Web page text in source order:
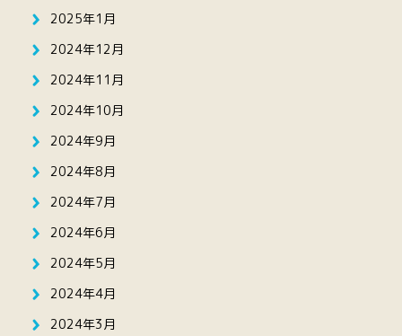
2025年1月
2024年12月
2024年11月
2024年10月
2024年9月
2024年8月
2024年7月
2024年6月
2024年5月
2024年4月
2024年3月